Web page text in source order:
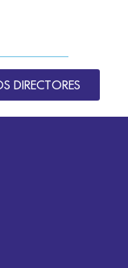
DIRECTORES